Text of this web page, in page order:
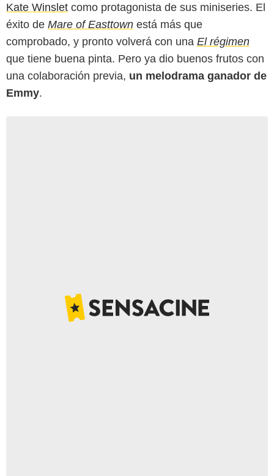
Kate Winslet como protagonista de sus miniseries. El
éxito de Mare of Easttown está más que
comprobado, y pronto volverá con una El régimen
que tiene buena pinta. Pero ya dio buenos frutos con
una colaboración previa, un melodrama ganador de
Emmy.